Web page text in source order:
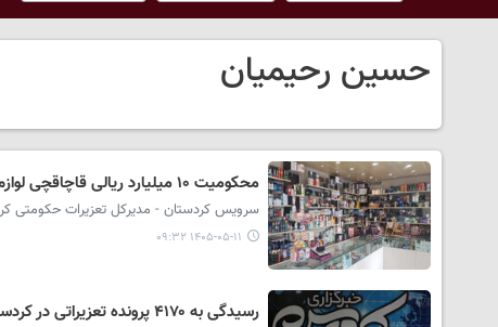
حسین رحیمیان
محکومیت ۱۰ میلیارد ریالی قاچاقچی لوازم آرایشی در دیواندره
سرویس کردستان - مدیرکل تعزیرات حکومتی کردستان از محکومیت ۱۰ میلیارد ریالی یک قاچاقچی
۱۴۰۵-۰۵-۱۱ ۰۹:۳۲
رسیدگی به ۴۱۷۰ پرونده تعزیراتی در کردستان/۹۷۰ میلیارد ریال جریمه نقدی برای قاچاقچیان صادر شد